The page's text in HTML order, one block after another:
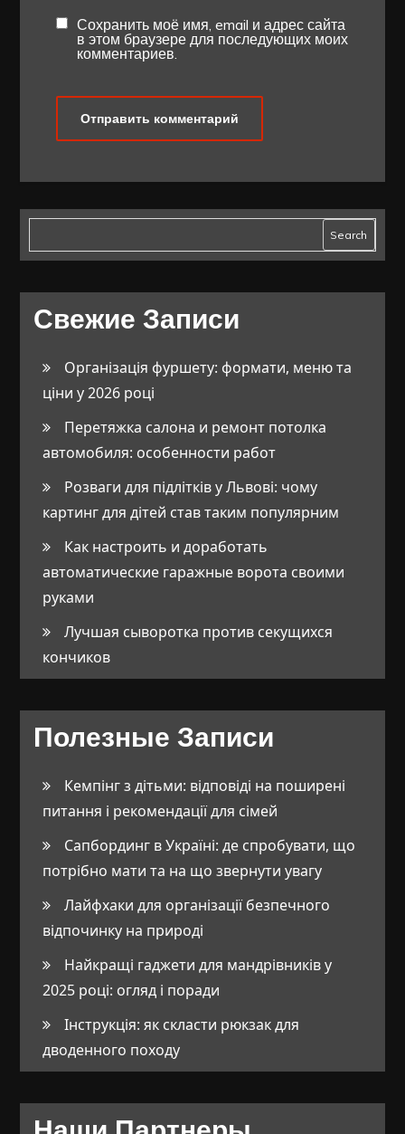
Сохранить моё имя, email и адрес сайта
в этом браузере для последующих моих
комментариев.
Search
Свежие Записи
Організація фуршету: формати, меню та
ціни у 2026 році
Перетяжка салона и ремонт потолка
автомобиля: особенности работ
Розваги для підлітків у Львові: чому
картинг для дітей став таким популярним
Как настроить и доработать
автоматические гаражные ворота своими
руками
Лучшая сыворотка против секущихся
кончиков
Полезные Записи
Кемпінг з дітьми: відповіді на поширені
питання і рекомендації для сімей
Сапбординг в Україні: де спробувати, що
потрібно мати та на що звернути увагу
Лайфхаки для організації безпечного
відпочинку на природі
Найкращі гаджети для мандрівників у
2025 році: огляд і поради
Інструкція: як скласти рюкзак для
дводенного походу